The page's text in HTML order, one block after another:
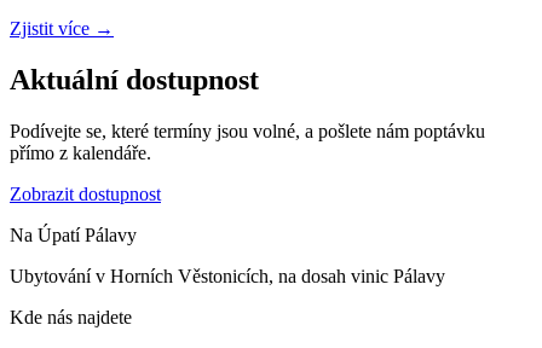
Zjistit více →
Aktuální dostupnost
Podívejte se, které termíny jsou volné, a pošlete nám poptávku
přímo z kalendáře.
Zobrazit dostupnost
Na Úpatí Pálavy
Ubytování v Horních Věstonicích, na dosah vinic Pálavy
Kde nás najdete